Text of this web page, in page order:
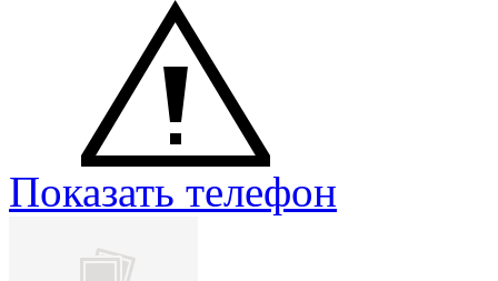
Показать телефон